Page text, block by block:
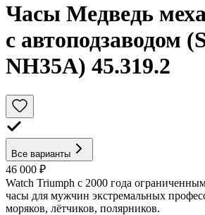
Часы Медведь
с автоподзаводом
NH35A) 45.319.2
Все варианты
46 000 ₽
Watch Triumph с 2000 года
часы для мужчин экстремальных
моряков, лётчиков, полярников.